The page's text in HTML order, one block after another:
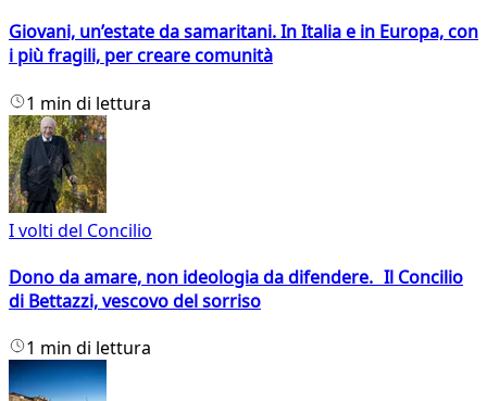
Giovani, un’estate da samaritani. In Italia e in Europa, con
i più fragili, per creare comunità
1 min di lettura
I volti del Concilio
Dono da amare, non ideologia da difendere. Il Concilio
di Bettazzi, vescovo del sorriso
1 min di lettura